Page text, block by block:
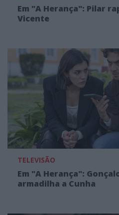
Em "A Herança": Pilar
Vicente
TELEVISÃO
Em "A Herança":
armadilha a Cunha